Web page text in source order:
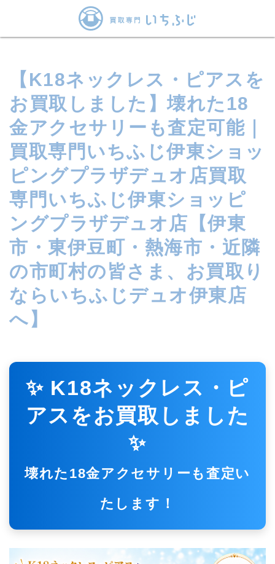
【K18ネックレス・ピアスを
お買取しました】壊れた18
金アクセサリーも査定可能｜
買取専門いちふじ伊東ショッ
ピングプラザデュオ店買取
専門いちふじ伊東ショッピ
ングプラザデュオ店【伊東
市・東伊豆町・熱海市・近隣
の市町村の皆さま、お買取り
ならいちふじデュオ伊東店
へ】
✨ K18ネックレス・ピ
アスをお買取しました
✨
壊れた18金アクセサリーも査定い
たします！